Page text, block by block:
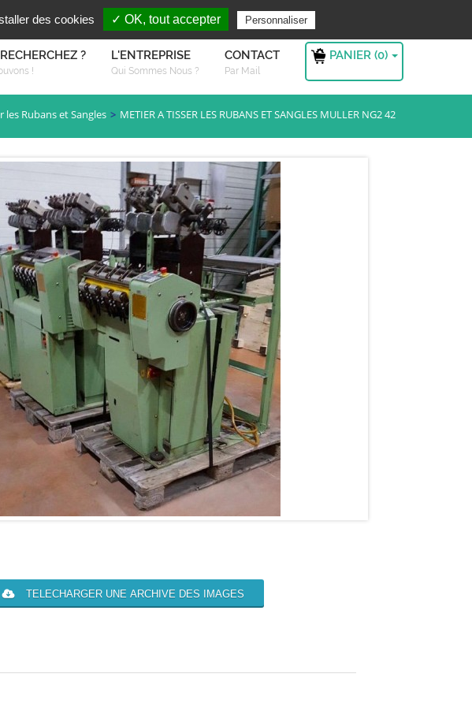
S'authentifier
Vous recherchez ?
?
!
L'ENTREPRISE
Qui Sommes Nous ?
CONTACT
Par Mail
PANIER (0)
les Rubans et Sangles METIER A TISSER LES RUBANS ET SANGLES MULLER NG2 42
TELECHARGER UNE ARCHIVE DES IMAGES
des cookies ✓ OK, tout accepter Personnaliser